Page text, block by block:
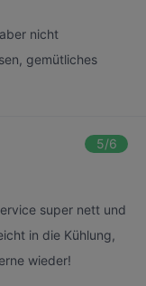
nicht
gemütliches
5/6
super nett und
in die Kühlung,
wieder!